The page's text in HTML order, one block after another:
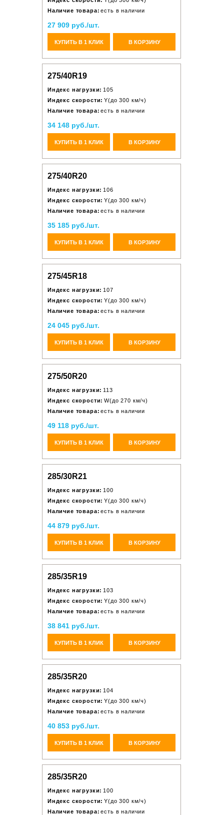
Наличие товара: есть в наличии
27 909 руб./шт.
КУПИТЬ В 1 КЛИК В КОРЗИНУ
275/40R19
Индекс нагрузки: 105
Индекс скорости: Y(до 300 км/ч)
Наличие товара: есть в наличии
34 148 руб./шт.
КУПИТЬ В 1 КЛИК В КОРЗИНУ
275/40R20
Индекс нагрузки: 106
Индекс скорости: Y(до 300 км/ч)
Наличие товара: есть в наличии
35 185 руб./шт.
КУПИТЬ В 1 КЛИК В КОРЗИНУ
275/45R18
Индекс нагрузки: 107
Индекс скорости: Y(до 300 км/ч)
Наличие товара: есть в наличии
24 045 руб./шт.
КУПИТЬ В 1 КЛИК В КОРЗИНУ
275/50R20
Индекс нагрузки: 113
Индекс скорости: W(до 270 км/ч)
Наличие товара: есть в наличии
49 118 руб./шт.
КУПИТЬ В 1 КЛИК В КОРЗИНУ
285/30R21
Индекс нагрузки: 100
Индекс скорости: Y(до 300 км/ч)
Наличие товара: есть в наличии
44 879 руб./шт.
КУПИТЬ В 1 КЛИК В КОРЗИНУ
285/35R19
Индекс нагрузки: 103
Индекс скорости: Y(до 300 км/ч)
Наличие товара: есть в наличии
38 841 руб./шт.
КУПИТЬ В 1 КЛИК В КОРЗИНУ
285/35R20
Индекс нагрузки: 104
Индекс скорости: Y(до 300 км/ч)
Наличие товара: есть в наличии
40 853 руб./шт.
КУПИТЬ В 1 КЛИК В КОРЗИНУ
285/35R20
Индекс нагрузки: 100
Индекс скорости: Y(до 300 км/ч)
Наличие товара: есть в наличии